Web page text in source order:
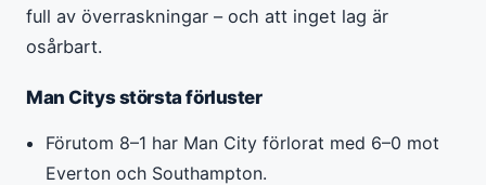
full av överraskningar – och att inget lag är
osårbart.
Man Citys största förluster
Förutom 8–1 har Man City förlorat med 6–0 mot
Everton och Southampton.